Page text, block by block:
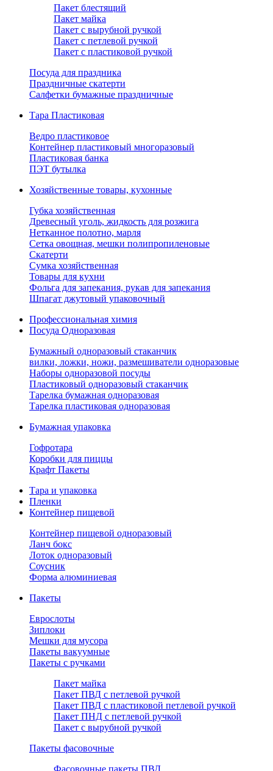
Пакет блестящий
Пакет майка
Пакет с вырубной ручкой
Пакет с петлевой ручкой
Пакет с пластиковой ручкой
Посуда для праздника
Праздничные скатерти
Салфетки бумажные праздничные
Тара Пластиковая
Ведро пластиковое
Контейнер пластиковый многоразовый
Пластиковая банка
ПЭТ бутылка
Хозяйственные товары, кухонные
Губка хозяйственная
Древесный уголь, жидкость для розжига
Нетканное полотно, марля
Сетка овощная, мешки полипропиленовые
Скатерти
Сумка хозяйственная
Товары для кухни
Фольга для запекания, рукав для запекания
Шпагат джутовый упаковочный
Профессиональная химия
Посуда Одноразовая
Бумажный одноразовый стаканчик
вилки, ложки, ножи, размешиватели одноразовые
Наборы одноразовой посуды
Пластиковый одноразовый стаканчик
Тарелка бумажная одноразовая
Тарелка пластиковая одноразовая
Бумажная упаковка
Гофротара
Коробки для пиццы
Крафт Пакеты
Тара и упаковка
Пленки
Контейнер пищевой
Контейнер пищевой одноразовый
Ланч бокс
Лоток одноразовый
Соусник
Форма алюминиевая
Пакеты
Еврослоты
Зиплоки
Мешки для мусора
Пакеты вакуумные
Пакеты с ручками
Пакет майка
Пакет ПВД с петлевой ручкой
Пакет ПВД с пластиковой петлевой ручкой
Пакет ПНД с петлевой ручкой
Пакет с вырубной ручкой
Пакеты фасовочные
Фасовочные пакеты ПВД